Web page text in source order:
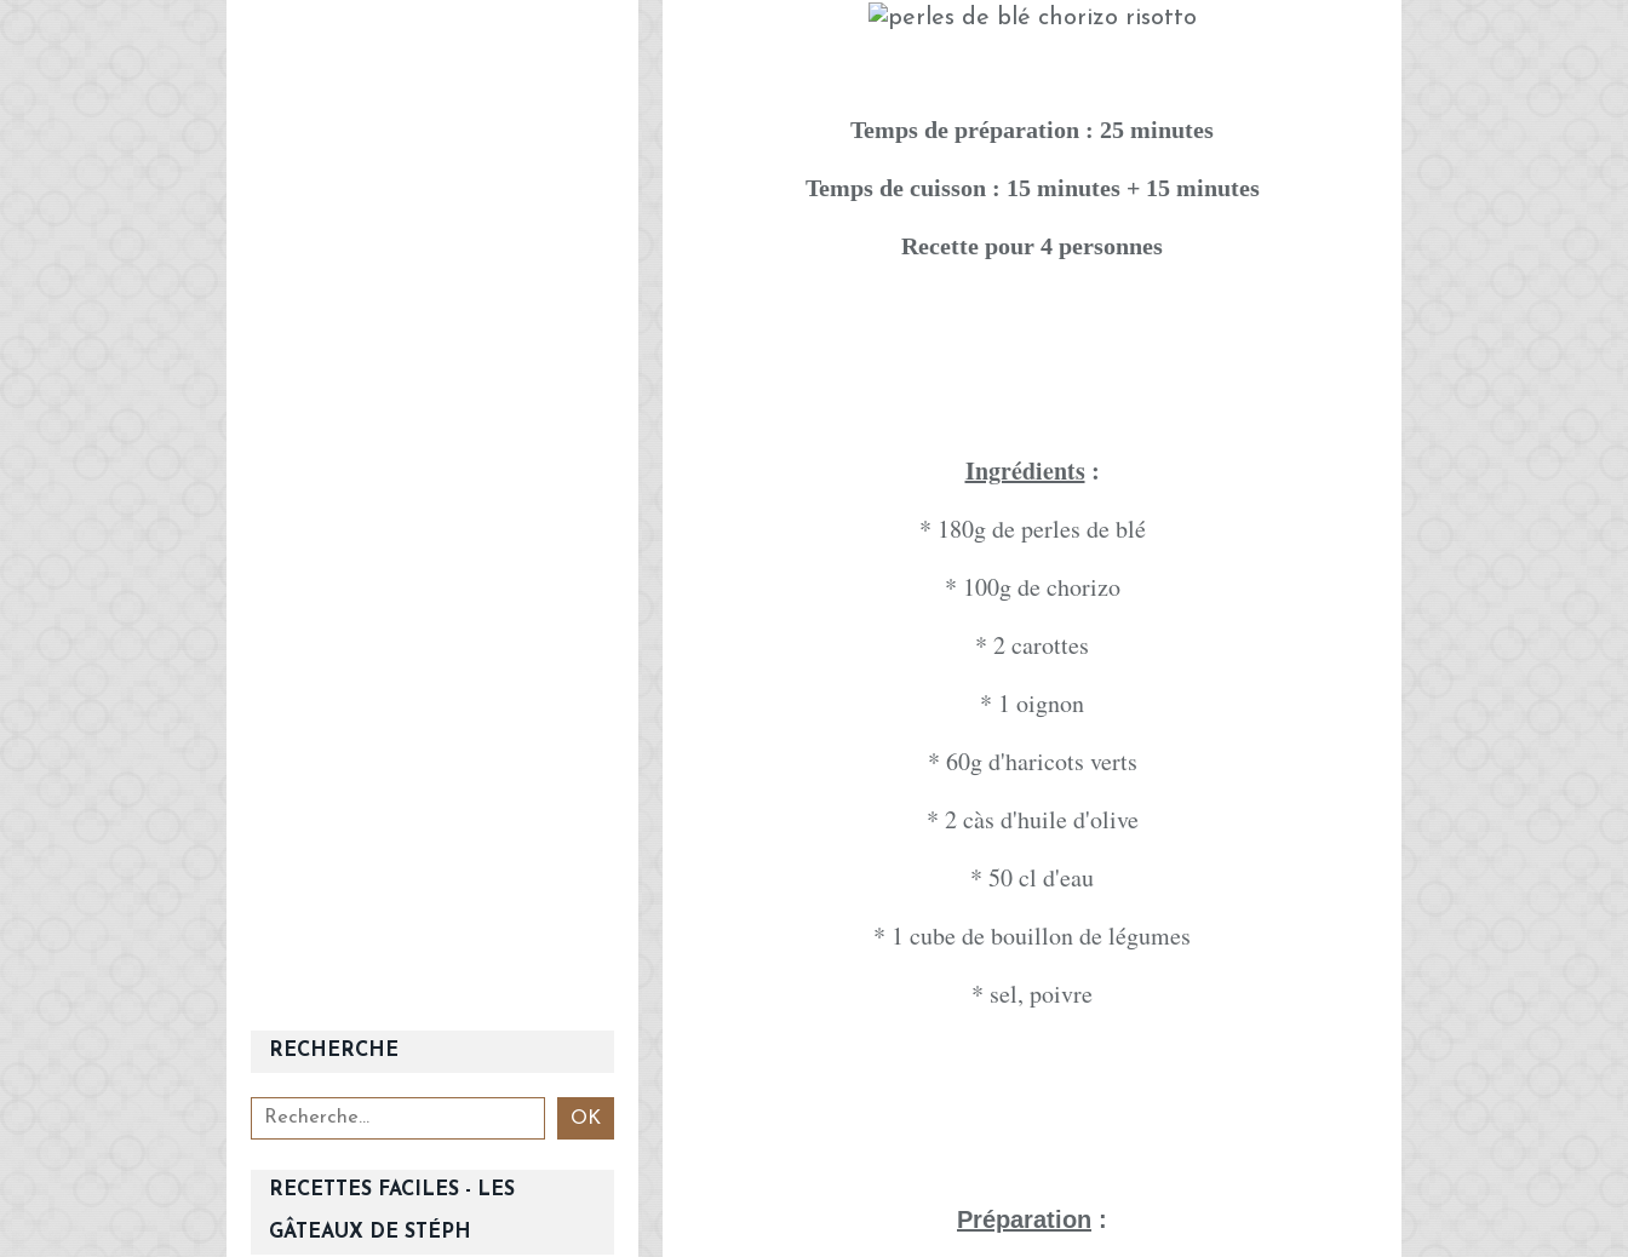
Temps de préparation : 25 minutes
Temps de cuisson : 15 minutes + 15 minutes
Recette pour 4 personnes
Ingrédients:
* 180g de perles de blé
* 100g de chorizo
* 2 carottes
* 1 oignon
* 60g d'haricots verts
* 2 càs d'huile d'olive
* 50 cl d'eau
* 1 cube de bouillon de légumes
* sel, poivre
Préparation :
RECHERCHE
RECETTES FACILES - LES
GÂTEAUX DE STÉPH